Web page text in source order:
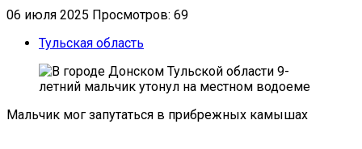
06 июля 2025 Просмотров: 69
Тульская область
Мальчик мог запутаться в прибрежных камышах